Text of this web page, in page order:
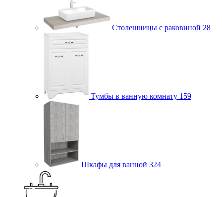
Столешницы с раковиной 28
Тумбы в ванную комнату 159
Шкафы для ванной 324